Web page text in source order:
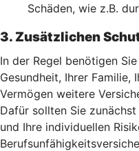
Schäden, wie z.B.
3. Zusätzlichen
In der Regel benötigen
Gesundheit, Ihrer Familie,
Vermögen weitere
Dafür sollten Sie
und Ihre individuellen